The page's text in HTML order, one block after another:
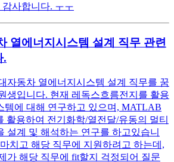
사합니다. ㅜㅜ
열에너지시스템 설계 직무 관련
.
자동차 열에너지시스템 설계 직무를 꿈
생입니다. 현재 레독스흐름전지를 활용
템에 대해 연구하고 있으며, MATLAB
활용하여 전기화학/열전달/유동의 멀티
설계 및 해석하는 연구를 하고있습니
치고 해당 직무에 지원하려고 하는데,
가 해당 직무에 fit할지 걱정되어 질문